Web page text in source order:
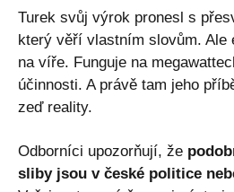
Turek svůj výrok pronesl s
který věří vlastním slovům. Ale
na víře. Funguje na
účinnosti. A právě tam jeho
zeď reality.
Odborníci upozorňují, že
sliby jsou v české politice